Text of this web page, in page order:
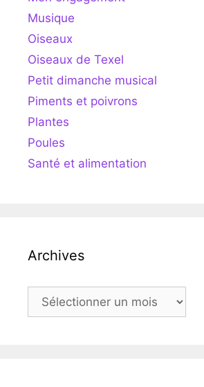
Musique
Oiseaux
Oiseaux de Texel
Petit dimanche musical
Piments et poivrons
Plantes
Poules
Santé et alimentation
Archives
Archives